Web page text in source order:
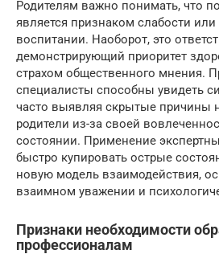
Родителям важно понимать, что
является признаком слабости
воспитании. Наоборот, это
демонстрирующий приоритет
страхом общественного мнения.
специалисты способны увидеть
часто выявляя скрытые причины
родители из-за своей
состоянии. Применение
быстро купировать острые
новую модель взаимодействия,
взаимном уважении и
Признаки необходимости
профессионалам